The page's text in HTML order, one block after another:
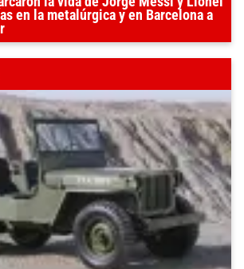
en la metalúrgica y en Barcelona a